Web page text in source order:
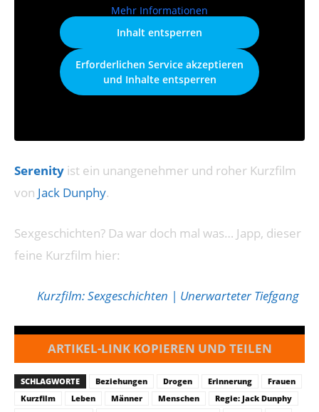
Mehr Informationen
Inhalt entsperren
Erforderlichen Service akzeptieren
und Inhalte entsperren
Serenity ist ein unangenehmer und roher Kurzfilm
von Jack Dunphy.
Sexgeschichten? Da war doch mal was… Japp, dieser
feine Kurzfilm hier:
Kurzfilm: Sexgeschichten | Unerwarteter Tiefgang
ARTIKEL-LINK KOPIEREN UND TEILEN
SCHLAGWORTE Beziehungen Drogen Erinnerung
Frauen
Kurzfilm
Leben Männer Menschen
Regie: Jack Dunphy